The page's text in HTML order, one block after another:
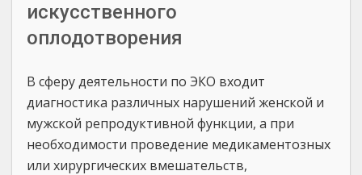
искусственного
оплодотворения
В сферу деятельности по ЭКО входит
диагностика различных нарушений женской и
мужской репродуктивной функции, а при
необходимости проведение медикаментозных
или хирургических вмешательств,